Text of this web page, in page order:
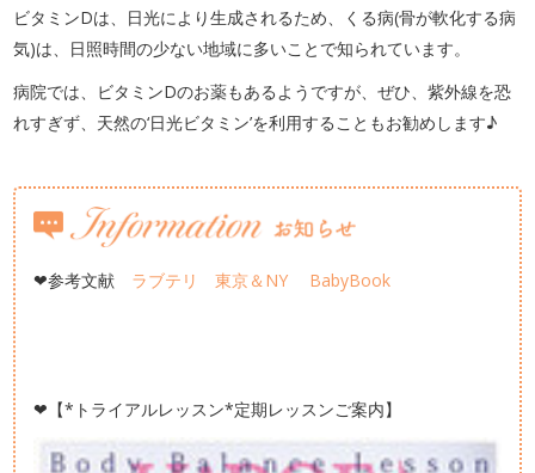
ビタミンDは、日光により生成されるため、くる病(骨が軟化する病
気)は、日照時間の少ない地域に多いことで知られています。
病院では、ビタミンDのお薬もあるようですが、ぜひ、紫外線を恐
れすぎず、天然の‘日光ビタミン’を利用することもお勧めします♪
❤参考文献 ラブテリ 東京＆NY BabyBook
❤【*トライアルレッスン*定期レッスンご案内】